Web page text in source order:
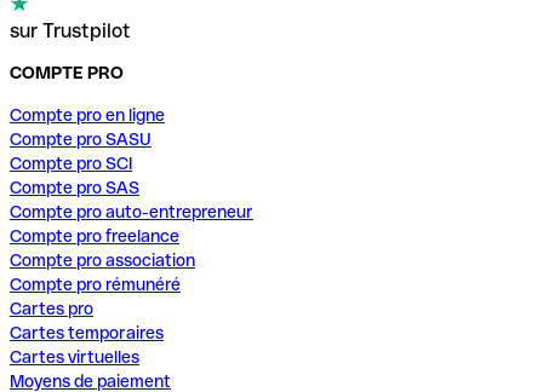
sur Trustpilot
COMPTE PRO
Compte pro en ligne
Compte pro SASU
Compte pro SCI
Compte pro SAS
Compte pro auto-entrepreneur
Compte pro freelance
Compte pro association
Compte pro rémunéré
Cartes pro
Cartes temporaires
Cartes virtuelles
Moyens de paiement